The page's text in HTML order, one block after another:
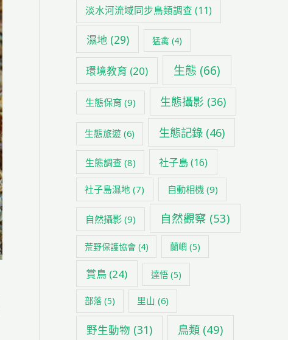
淡水河流域同步鳥類調查 (11)
濕地(29) 猛禽 (4)
環境教育 (20) 生態 (66)
生態保育(9) 生態攝影 (36)
生態旅遊 (6) 生態記錄(46)
生態調查(8) 社子島(16)
社子島濕地 (7) 自動相機(9)
自然攝影(9) 自然觀察 (53)
荒野保護協會(4) 蘭嶼 (5)
賞鳥 (24) 達悟(5)
部落(5) 里山 (6)
野生動物 (31) 鳥類 (49)